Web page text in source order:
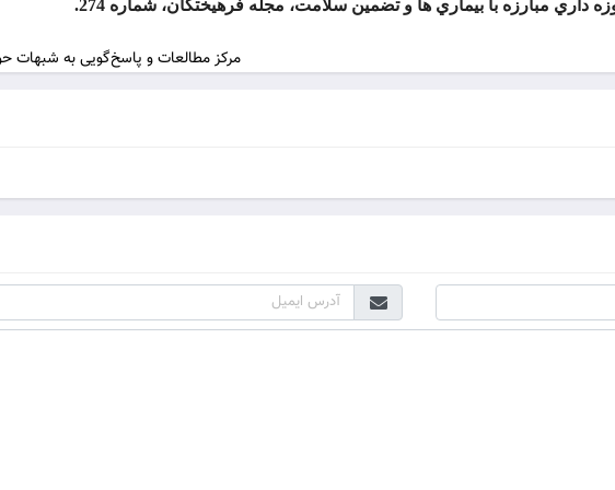
مرکز مطالعات و پاسخ‌گویی به شبهات